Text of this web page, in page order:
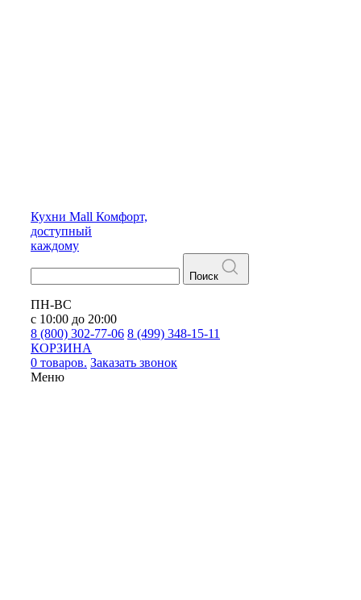
Кухни Mall Комфорт,
доступный
каждому
Поиск
ПН-ВС
с 10:00 до 20:00
8 (800) 302-77-06 8 (499) 348-15-11
КОРЗИНА
0 товаров. Заказать звонок
Меню